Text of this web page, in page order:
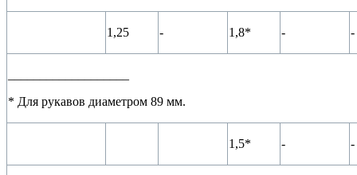
1,25 - 1,8* - -
* Для рукавов диаметром 89 мм.
1,5* - -